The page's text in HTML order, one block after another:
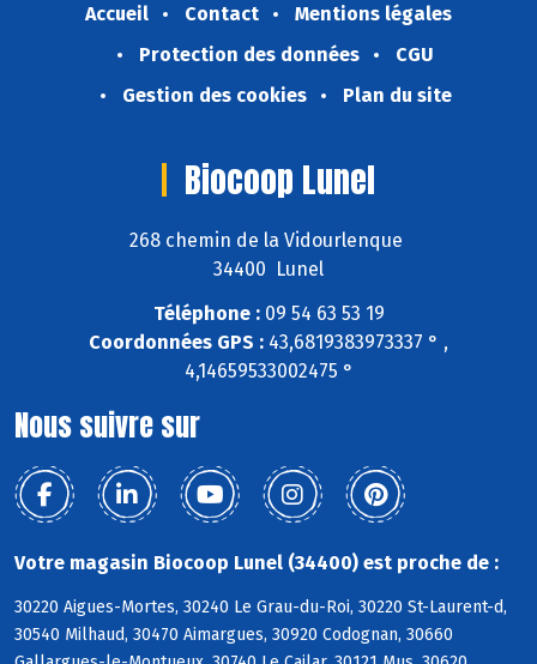
Accueil Contact
Mentions légales
Protection des données
CGU
Gestion des cookies
Plan du site
Biocoop Lunel
268 chemin de la Vidourlenque
34400 Lunel
Téléphone :09 54 63 53 19
Coordonnées GPS : 43,6819383973337 ° ,
4,14659533002475 °
Nous suivre sur
Votre magasin Biocoop Lunel (34400) est proche de :
30220 Aigues-Mortes, 30240 Le Grau-du-Roi, 30220 St-Laurent-d,
30540 Milhaud, 30470 Aimargues, 30920 Codognan, 30660